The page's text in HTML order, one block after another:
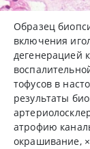
Образец
включения
дегенерацией
тофусов в
результаты
атрофию
окрашивание, ×